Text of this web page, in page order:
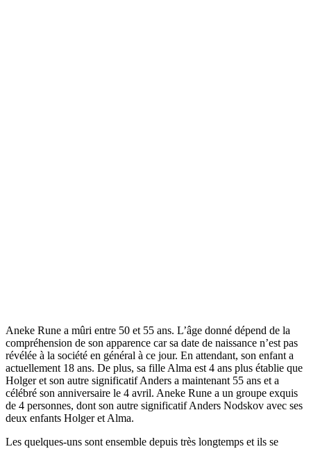
Aneke Rune a mûri entre 50 et 55 ans. L’âge donné dépend de la
compréhension de son apparence car sa date de naissance n’est pas
révélée à la société en général à ce jour. En attendant, son enfant a
actuellement 18 ans. De plus, sa fille Alma est 4 ans plus établie que
Holger et son autre significatif Anders a maintenant 55 ans et a
célébré son anniversaire le 4 avril. Aneke Rune a un groupe exquis
de 4 personnes, dont son autre significatif Anders Nodskov avec ses
deux enfants Holger et Alma.
Les quelques-uns sont ensemble depuis très longtemps et ils se